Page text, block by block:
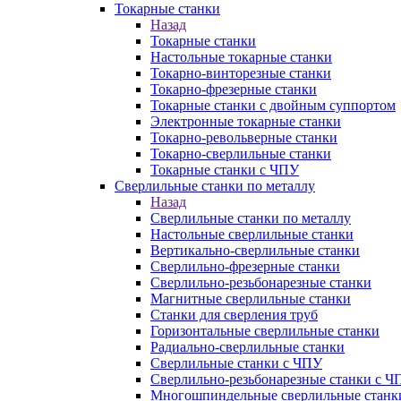
Токарные станки
Назад
Токарные станки
Настольные токарные станки
Токарно-винторезные станки
Токарно-фрезерные станки
Токарные станки с двойным суппортом
Электронные токарные станки
Токарно-револьверные станки
Токарно-сверлильные станки
Токарные станки с ЧПУ
Сверлильные станки по металлу
Назад
Сверлильные станки по металлу
Настольные сверлильные станки
Вертикально-сверлильные станки
Сверлильно-фрезерные станки
Сверлильно-резьбонарезные станки
Магнитные сверлильные станки
Станки для сверления труб
Горизонтальные сверлильные станки
Радиально-сверлильные станки
Сверлильные станки с ЧПУ
Сверлильно-резьбонарезные станки с
Многошпиндельные сверлильные